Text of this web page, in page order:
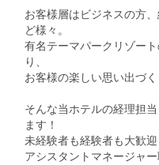
お客様層はビジネスの方
ど様々。
有名テーマパークリゾー
り、
お客様の楽しい思い出づ
そんな当ホテルの経理担
ます！
未経験者も経験者も大歓迎
アシスタントマネージャー